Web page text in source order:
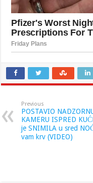
Previous
POSTAVIO
KAMERU ISPRED
je SNIMILA u sred
vam krv (VIDEO)